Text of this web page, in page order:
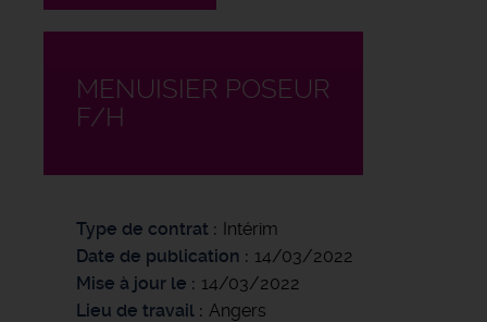
MENUISIER POSEUR
F/H
Type de contrat
Intérim
Date de publication
14/03/2022
Mise à jour le
14/03/2022
Lieu de travail
Angers